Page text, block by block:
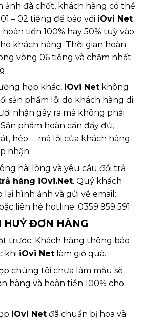
ảnh đã chốt, khách hàng có thể
– 02 tiếng để báo với iOvi Net
tiền 100% hay 50% tuỳ vào
khách hàng. Thời gian hoàn
vòng 06 tiếng và chậm nhất
hợp khác, iOvi Net không
sản phẩm lỗi do khách hàng di
nhận gây ra mà không phải
phẩm hoàn cần đầy đủ,
héo … mà lỗi của khách hàng
nhận.
hài lòng và yêu cầu đổi trả
hàng iOvi.Net. Quý khách
hình ảnh và gửi về email:
liên hệ hotline: 0359 959 591.
HUỶ ĐƠN HÀNG
trước: Khách hàng thông báo
khi iOvi Net làm giỏ quà.
chúng tôi chưa làm mẫu sẽ
hàng và hoàn tiền 100% cho
iOvi Netđã chuẩn bị hoa và